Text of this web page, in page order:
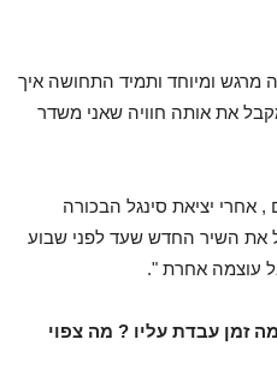
ומיוחד ותמיד התחושה איך
את אותה חוויה שאני משדר
, אחרי יציאת סינגל הבכורה
את השיר החדש שעד לפני שבוע
עוצמה אחרת ".
זמן עבדת עליו ? מה צפוי